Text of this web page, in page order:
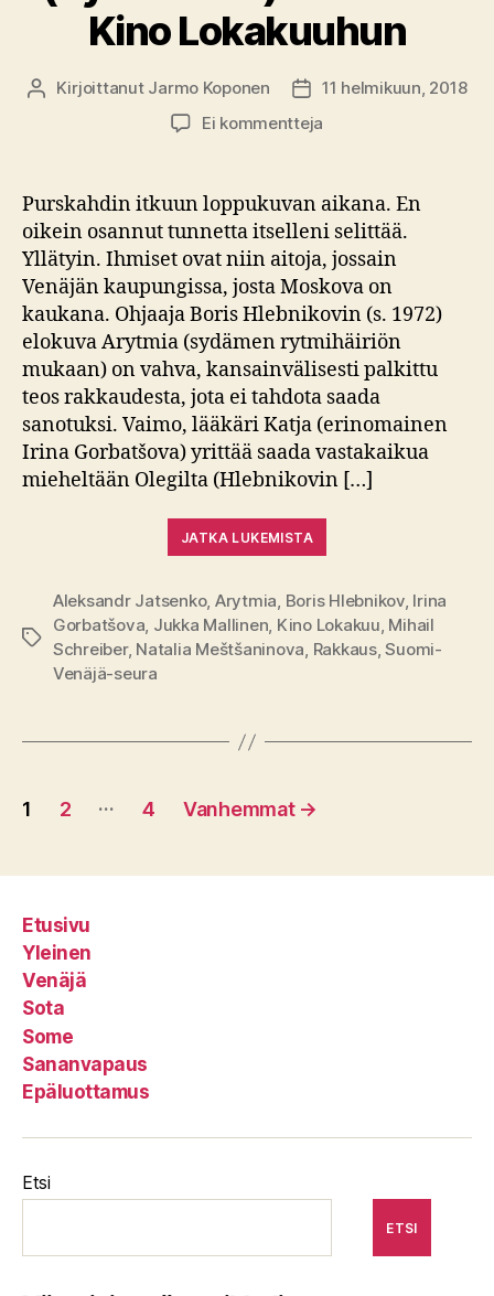
Kino Lokakuuhun
Kirjoittaja
Kirjoittanut Jarmo Koponen Julkaisupäivämäärä
11 helmikuun, 2018
Ei kommentteja
Arytmia
(Rytmihäiriö)
–
Tulossa
Kino
Lokakuuhun
Purskahdin itkuun loppukuvan aikana. En
oikein osannut tunnetta itselleni selittää.
Yllätyin. Ihmiset ovat niin aitoja, jossain
Venäjän kaupungissa, josta Moskova on
kaukana. Ohjaaja Boris Hlebnikovin (s. 1972)
elokuva Arytmia (sydämen rytmihäiriön
mukaan) on vahva, kansainvälisesti palkittu
teos rakkaudesta, jota ei tahdota saada
sanotuksi. Vaimo, lääkäri Katja (erinomainen
Irina Gorbatšova) yrittää saada vastakaikua
mieheltään Olegilta (Hlebnikovin […]
JATKA LUKEMISTA
Avainsanat
Aleksandr Jatsenko, Arytmia, Boris Hlebnikov, Irina
Gorbatšova, Jukka Mallinen, Kino Lokakuu, Mihail
Schreiber, Natalia Meštšaninova, Rakkaus,Suomi-
Venäjä-seura
Artikkelien
1 2 … 4 Vanhemmat →
Etusivu
Yleinen
Venäjä
Sota
Some
Sananvapaus
Epäluottamus
Etsi
ETSI